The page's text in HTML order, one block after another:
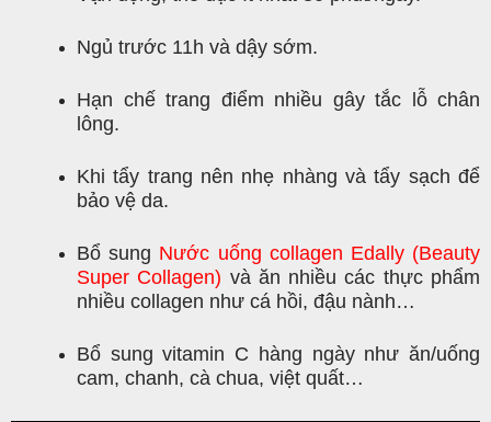
Ngủ trước 11h và dậy sớm.
Hạn chế trang điểm nhiều gây tắc lỗ chân
lông.
Khi tẩy trang nên nhẹ nhàng và tẩy sạch để
bảo vệ da.
Bổ sung Nước uống collagen Edally (Beauty
Super Collagen) và ăn nhiều các thực phẩm
nhiều collagen như cá hồi, đậu nành…
Bổ sung vitamin C hàng ngày như ăn/uống
cam, chanh, cà chua, việt quất…